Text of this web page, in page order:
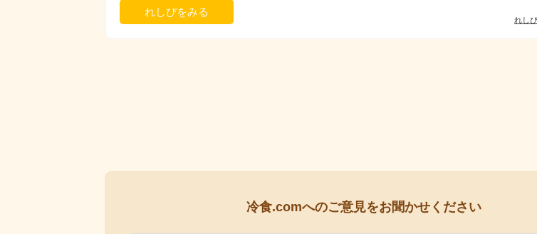
れしぴをみる
れし
冷食.comへのご意見をお聞かせください